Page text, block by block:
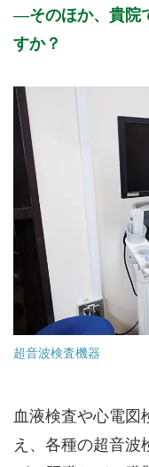
そのほか、貴院
すか？
超音波検査機器
血液検査や心電図
え、各種の超音波